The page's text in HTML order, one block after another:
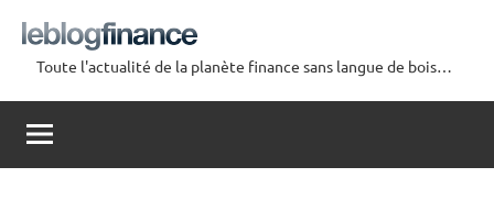
contenu
Le
Blog
Finance
Toute l'actualité de la planète finance sans langue de bois…